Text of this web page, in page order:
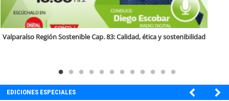
ética y sostenibilidad
EDICIONES ESPECIALES